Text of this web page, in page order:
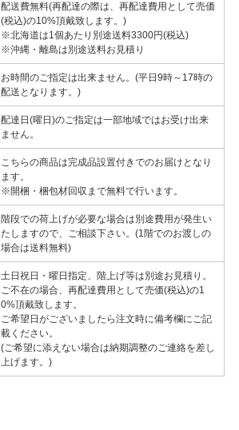
配送費無料(再配達の際は、再配達費用として売価
(税込)の10%頂戴致します。)
※北海道は1個あたり別途送料3300円(税込)
※沖縄・離島は別途送料お見積り
お時間のご指定は出来ません。(平日9時～17時の
配送となります。)
配達日(曜日)のご指定は一部地域ではお受け出来
ません。
こちらの商品は完成品設置付きでのお届けとなり
ます。
※開梱・梱包材回収まで無料で行います。
階段での荷上げが必要な場合は別途費用が発生い
たしますので、ご相談下さい。(1階でのお渡しの
場合は送料無料)
土日祝日・曜日指定、階上げ等は別途お見積り。
ご不在の場合、再配達費用として売価(税込)の1
0%頂戴致します。
ご希望日がございましたら注文時に備考欄にご記
載ください。
(ご希望に添えない場合は納期調整のご連絡を差し
上げます。)